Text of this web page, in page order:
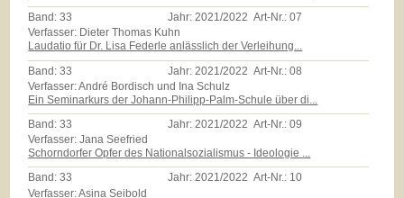
Band:33 Jahr:2021/2022 Art-Nr.:07
Verfasser: Dieter Thomas Kuhn
Laudatio für Dr. Lisa Federle anlässlich der Verleihung...
Band:33 Jahr: 2021/2022 Art-Nr.:08
Verfasser: André Bordisch und Ina Schulz
Ein Seminarkurs der Johann-Philipp-Palm-Schule über di...
Band:33 Jahr:2021/2022 Art-Nr.:09
Verfasser: Jana Seefried
Schorndorfer Opfer des Nationalsozialismus - Ideologie ...
Band:33 Jahr:2021/2022 Art-Nr.: 10
Verfasser: Asina Seibold